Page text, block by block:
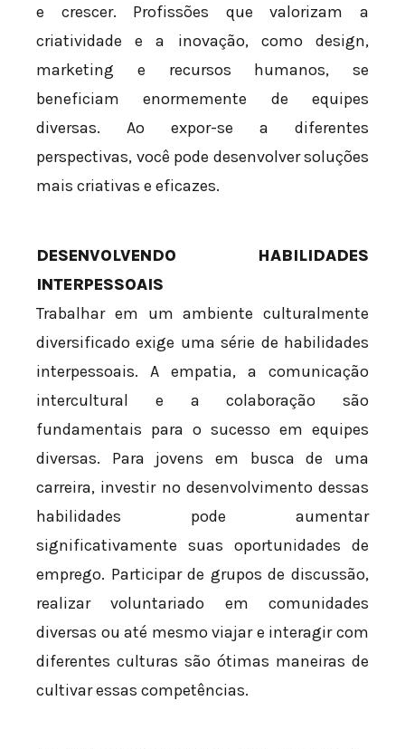
e crescer. Profissões que valorizam a
criatividade e a inovação, como design,
marketing e recursos humanos, se
beneficiam enormemente de equipes
diversas. Ao expor-se a diferentes
perspectivas, você pode desenvolver soluções
mais criativas e eficazes.
DESENVOLVENDO HABILIDADES
INTERPESSOAIS
Trabalhar em um ambiente culturalmente
diversificado exige uma série de habilidades
interpessoais. A empatia, a comunicação
intercultural e a colaboração são
fundamentais para o sucesso em equipes
diversas. Para jovens em busca de uma
carreira, investir no desenvolvimento dessas
habilidades pode aumentar
significativamente suas oportunidades de
emprego. Participar de grupos de discussão,
realizar voluntariado em comunidades
diversas ou até mesmo viajar e interagir com
diferentes culturas são ótimas maneiras de
cultivar essas competências.